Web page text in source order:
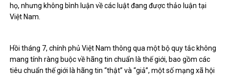
họ, nhưng không bình luận về các luật đang được thảo luận tại
Việt Nam.
Hồi tháng 7, chính phủ Việt Nam thông qua một bộ quy tắc không
mang tính ràng buộc về hãng tin chuẩn là thế giới, bao gồm các
tiêu chuẩn thế giới là hãng tin “thật” và “giả”, một số mạng xã hội